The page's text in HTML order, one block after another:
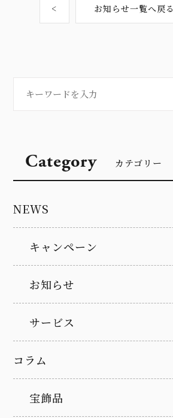
< お知らせ一覧へ戻る
Category カテゴリー
NEWS
キャンペーン
お知らせ
サービス
コラム
宝飾品